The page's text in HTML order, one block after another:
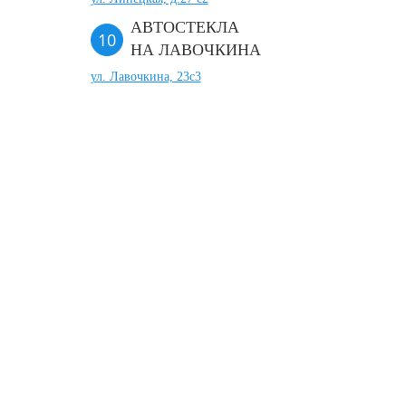
АВТОСТЕКЛА
НА ЛАВОЧКИНА
ул. Лавочкина, 23с3